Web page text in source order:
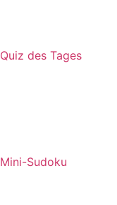
Quiz des Tages
Mini-Sudoku